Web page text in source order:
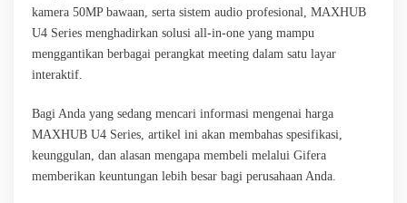
kamera 50MP bawaan, serta sistem audio profesional, MAXHUB
U4 Series menghadirkan solusi all-in-one yang mampu
menggantikan berbagai perangkat meeting dalam satu layar
interaktif.
Bagi Anda yang sedang mencari informasi mengenai harga
MAXHUB U4 Series, artikel ini akan membahas spesifikasi,
keunggulan, dan alasan mengapa membeli melalui Gifera
memberikan keuntungan lebih besar bagi perusahaan Anda.